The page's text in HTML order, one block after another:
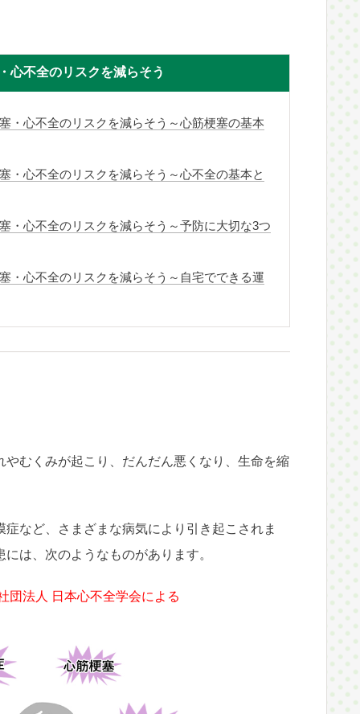
心不全のリスクを減らそう
・心不全のリスクを減らそう～心筋梗塞の基本
・心不全のリスクを減らそう～心不全の基本と
・心不全のリスクを減らそう～予防に大切な3つ
・心不全のリスクを減らそう～自宅でできる運
むくみが起こり、だんだん悪くなり、生命を縮
など、さまざまな病気により引き起こされま
は、次のようなものがあります。
団法人 日本心不全学会による